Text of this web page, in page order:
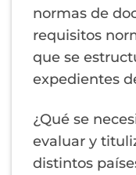
normas de
requisitos
que se
expedientes
¿Qué se
evaluar y
distintos